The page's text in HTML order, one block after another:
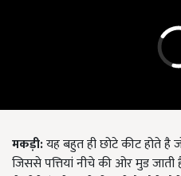
मकड़ी:यह बहुत ही छोटे कीट होते है
जिससे पत्तियां नीचे की ओर मुड